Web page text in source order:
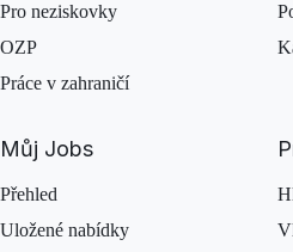
Pro neziskovky
OZP
Práce v zahraničí
Můj Jobs
Přehled
Uložené nabídky